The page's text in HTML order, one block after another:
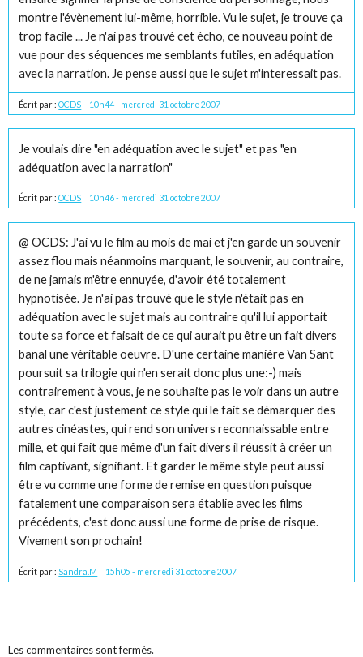
montre l'évènement lui-même, horrible. Vu le sujet, je trouve ça
trop facile ... Je n'ai pas trouvé cet écho, ce nouveau point de
vue pour des séquences me semblants futiles, en adéquation
avec la narration. Je pense aussi que le sujet m'interessait pas.
Écrit par :OCDS 10h44- mercredi 31 octobre 2007
Je voulais dire "en adéquation avec le sujet" et pas "en
adéquation avec la narration"
Écrit par :OCDS 10h46- mercredi 31 octobre 2007
@ OCDS: J'ai vu le film au mois de mai et j'en garde un souvenir
assez flou mais néanmoins marquant, le souvenir, au contraire,
de ne jamais m'être ennuyée, d'avoir été totalement
hypnotisée. Je n'ai pas trouvé que le style n'était pas en
adéquation avec le sujet mais au contraire qu'il lui apportait
toute sa force et faisait de ce qui aurait pu être un fait divers
banal une véritable oeuvre. D'une certaine manière Van Sant
poursuit sa trilogie qui n'en serait donc plus une:-) mais
contrairement à vous, je ne souhaite pas le voir dans un autre
style, car c'est justement ce style qui le fait se démarquer des
autres cinéastes, qui rend son univers reconnaissable entre
mille, et qui fait que même d'un fait divers il réussit à créer un
film captivant, signifiant. Et garder le même style peut aussi
être vu comme une forme de remise en question puisque
fatalement une comparaison sera établie avec les films
précédents, c'est donc aussi une forme de prise de risque.
Vivement son prochain!
Écrit par : Sandra.M 15h05 - mercredi 31 octobre 2007
Les commentaires sont fermés.